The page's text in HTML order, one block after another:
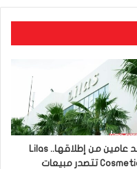
بعد عامين من إطلاقها.. Lilas
Cosmetics تتصدر مبيعات